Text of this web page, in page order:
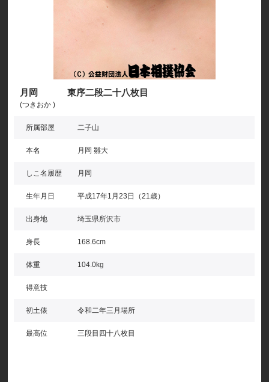
月岡 東序二段二十八枚目
(つきおか )
所属部屋 二子山
本名 月岡 雛大
しこ名履歴 月岡
生年月日 平成17年1月23日（21歳）
出身地 埼玉県所沢市
身長 168.6cm
体重 104.0kg
得意技
初土俵 令和二年三月場所
最高位 三段目四十八枚目